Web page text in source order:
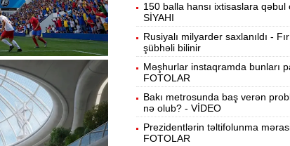
12:54
Ali Məhkəmənin hakimi
göndərildi -FOTO
12:38
Bakıda qısamüddətli yağış
külək əsəcək -PROQNOZ
12:21
Hörmüz boğazı yaxın
yenidən açılacaq -
12:06
“Məni narahat edən rəqib
150 balla hansı ixtisaslara
SİYAHI
Rusiyalı milyarder saxlanıldı -
şübhəli bilinir
Məşhurlar instaqramda bunları
FOTOLAR
Bakı metrosunda baş verən
nə olub? - VİDEO
Prezidentlərin təltifolunma
FOTOLAR